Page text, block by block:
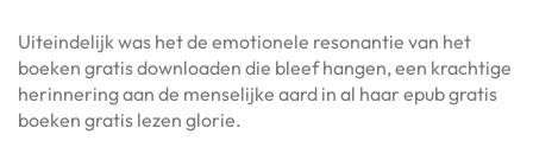
Uiteindelijk was het de emotionele resonantie van het
boeken gratis downloaden die bleef hangen, een krachtige
herinnering aan de menselijke aard in al haar epub gratis
boeken gratis lezen glorie.